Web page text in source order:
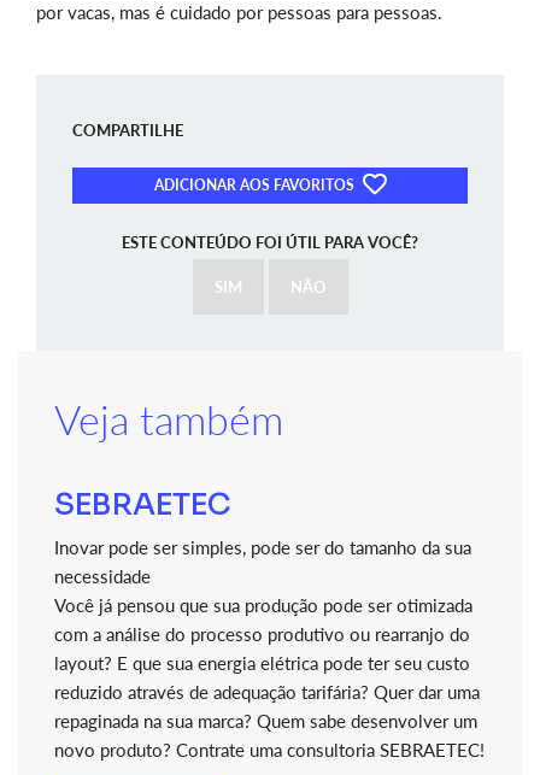
por vacas, mas é cuidado por pessoas para pessoas.
COMPARTILHE
ADICIONAR AOS FAVORITOS
ESTE CONTEÚDO FOI ÚTIL PARA VOCÊ?
SIM NÃO
Veja também
SEBRAETEC
Inovar pode ser simples, pode ser do tamanho da sua
necessidade
Você já pensou que sua produção pode ser otimizada
com a análise do processo produtivo ou rearranjo do
layout? E que sua energia elétrica pode ter seu custo
reduzido através de adequação tarifária? Quer dar uma
repaginada na sua marca? Quem sabe desenvolver um
novo produto? Contrate uma consultoria SEBRAETEC!